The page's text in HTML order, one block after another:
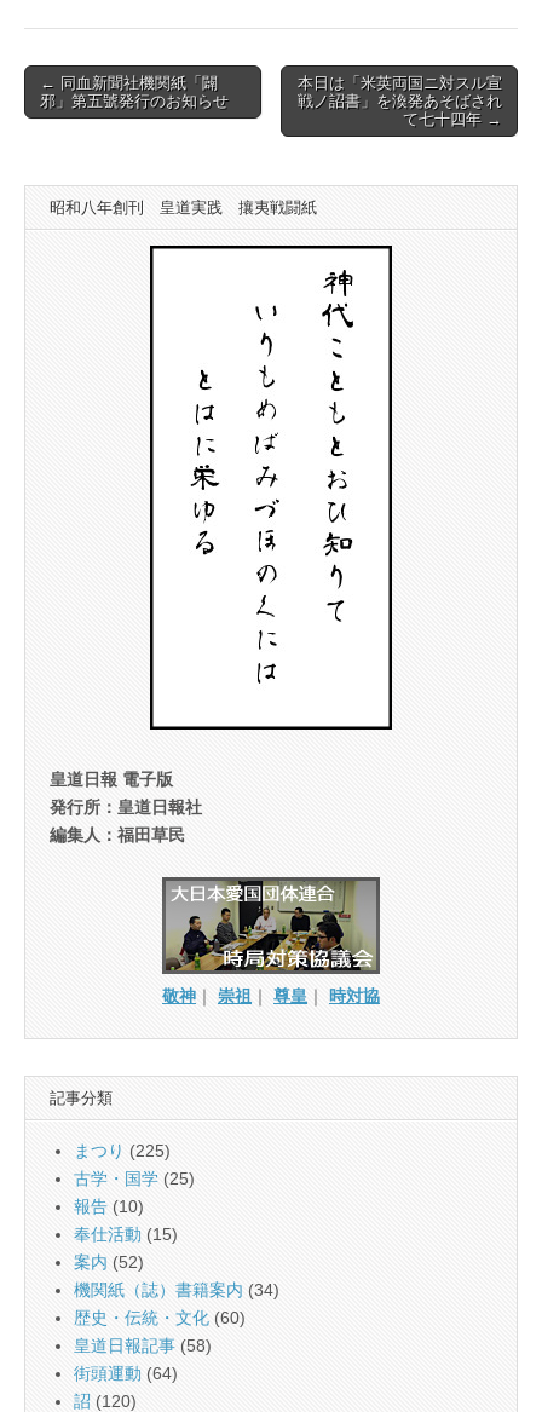
Post
navigation
← 同血新聞社機関紙「闢
邪」第五號発行のお知らせ
本日は「米英両国ニ対スル宣
戦ノ詔書」を渙発あそばされ
て七十四年 →
昭和八年創刊 皇道実践 攘夷戦闘紙
皇道日報 電子版
発行所：皇道日報社
編集人：福田草民
敬神 ｜ 崇祖 ｜ 尊皇 ｜ 時対協
記事分類
まつり (225)
古学・国学 (25)
報告 (10)
奉仕活動 (15)
案内 (52)
機関紙（誌）書籍案内 (34)
歴史・伝統・文化 (60)
皇道日報記事 (58)
街頭運動 (64)
詔 (120)